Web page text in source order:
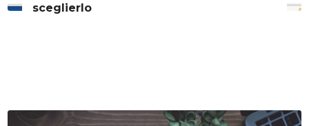
sceglierlo